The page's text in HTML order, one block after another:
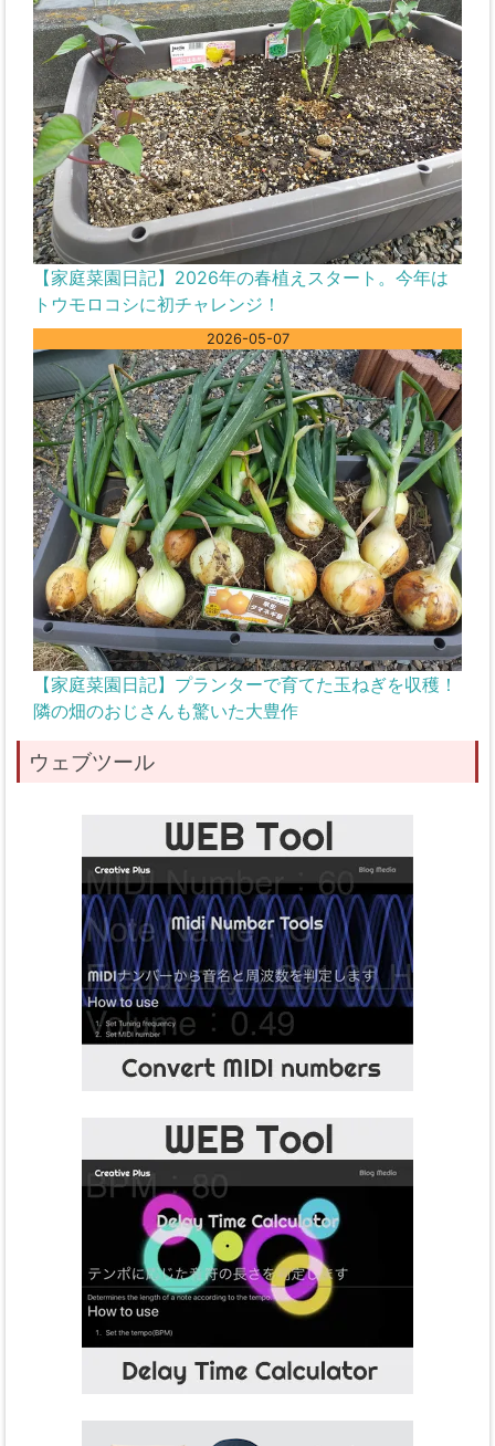
【家庭菜園日記】2026年の春植えスタート。今年は
トウモロコシに初チャレンジ！
2026-05-07
【家庭菜園日記】プランターで育てた玉ねぎを収穫！
隣の畑のおじさんも驚いた大豊作
ウェブツール